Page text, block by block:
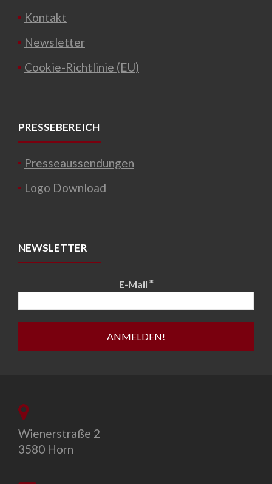
Kontakt
Newsletter
Cookie-Richtlinie (EU)
PRESSEBEREICH
Presseaussendungen
Logo Download
NEWSLETTER
E-Mail *
Wienerstraße 2
3580 Horn